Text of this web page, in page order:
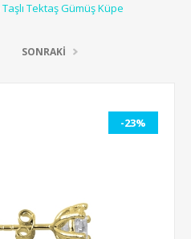
Tektaş Gümüş Küpe
SONRAKİ
-23%